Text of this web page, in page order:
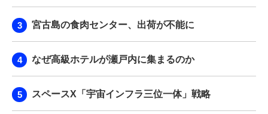
宮古島の食肉センター、出荷が不能に
なぜ高級ホテルが瀬戸内に集まるのか
スペースX「宇宙インフラ三位一体」戦略